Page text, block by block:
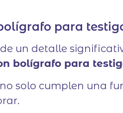
para
un detalle
bolígrafo para
solo cumplen una